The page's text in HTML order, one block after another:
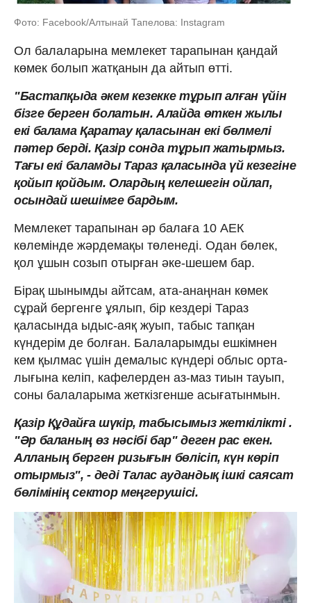
Фото: Facebook/Алтынай Тапелова: Instagram
Ол балаларына мемлекет тарапынан қандай
көмек болып жатқанын да айтып өтті.
"Бастапқыда әкем кезекке тұрып алған үйін
бізге берген болатын. Алайда өткен жылы
екі балама Қаратау қаласынан екі бөлмелі
пәтер берді. Қазір сонда тұрып жатырмыз.
Тағы екі баламды Тараз қаласында үй кезегіне
қойып қойдым. Олардың келешегін ойлап,
осындай шешім­ге бардым.
Мемлекет тарапынан әр балаға 10 АЕК
көлемінде жәрдем­ақы төленеді. Одан бөлек,
қол ұшын созып отырған әке-шешем бар.
Бірақ шынымды айтсам, ата-анаң­нан көмек
сұрай бергенге ұялып, бір кездері Тараз
қаласында ыдыс-аяқ жуып, табыс тапқан
күндерім де болған. Балаларымды ешкімнен
кем қылмас үшін демалыс күн­дері облыс орта­
лығына келіп, кафелерден аз-маз тиын тауып,
соны балаларыма жеткізгенше асығатынмын.
Қа­зір Құдайға шүкір, табысымыз жеткілікті .
"Әр баланың өз нәсібі бар" деген рас екен.
Алланың берген ризығын бөлісіп, күн көріп
отырмыз", - деді Талас аудандық ішкі саясат
бөлімінің сектор меңгерушісі.